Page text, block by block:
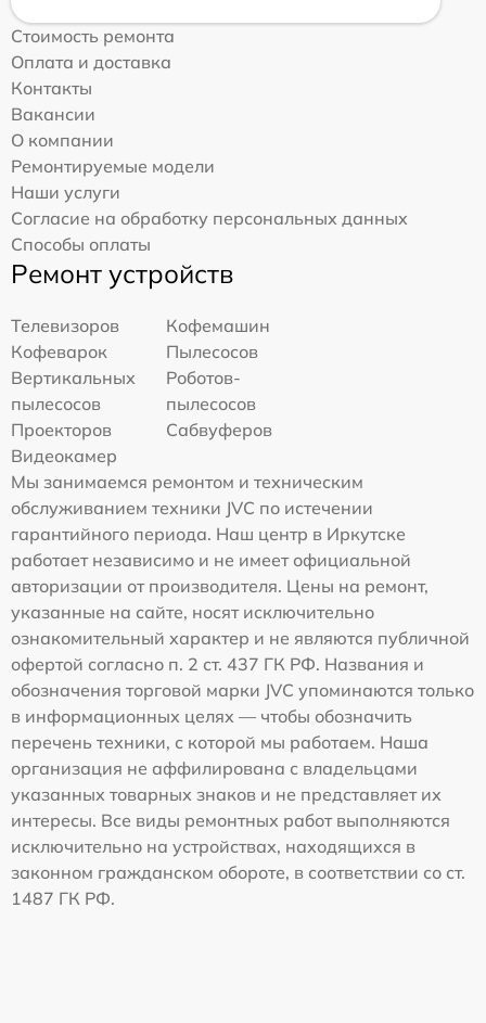
Стоимость ремонта
Оплата и доставка
Контакты
Вакансии
О компании
Ремонтируемые модели
Наши услуги
Согласие на обработку персональных данных
Способы оплаты
Ремонт устройств
Телевизоров
Кофемашин
Кофеварок
Пылесосов
Вертикальных
пылесосов
Роботов-
пылесосов
Проекторов
Сабвуферов
Видеокамер
Мы занимаемся ремонтом и техническим
обслуживанием техники JVC по истечении
гарантийного периода. Наш центр в Иркутске
работает независимо и не имеет официальной
авторизации от производителя. Цены на ремонт,
указанные на сайте, носят исключительно
ознакомительный характер и не являются публичной
офертой согласно п. 2 ст. 437 ГК РФ. Названия и
обозначения торговой марки JVC упоминаются только
в информационных целях — чтобы обозначить
перечень техники, с которой мы работаем. Наша
организация не аффилирована с владельцами
указанных товарных знаков и не представляет их
интересы. Все виды ремонтных работ выполняются
исключительно на устройствах, находящихся в
законном гражданском обороте, в соответствии со ст.
1487 ГК РФ.